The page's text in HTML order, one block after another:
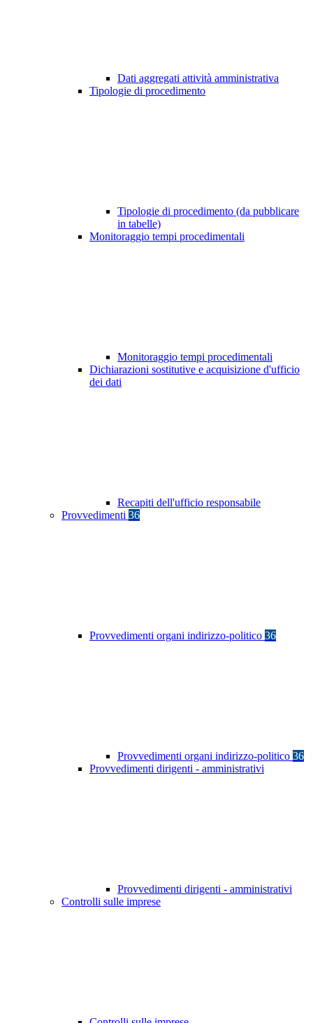
Dati aggregati attività amministrativa
Tipologie di procedimento
Tipologie di procedimento (da pubblicare
in tabelle)
Monitoraggio tempi procedimentali
Monitoraggio tempi procedimentali
Dichiarazioni sostitutive e acquisizione d'ufficio
dei dati
Recapiti dell'ufficio responsabile
Provvedimenti 36
Provvedimenti organi indirizzo-politico 36
Provvedimenti organi indirizzo-politico 36
Provvedimenti dirigenti - amministrativi
Provvedimenti dirigenti - amministrativi
Controlli sulle imprese